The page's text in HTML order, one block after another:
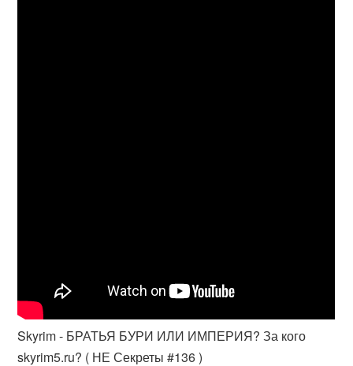
Skyrim - БРАТЬЯ БУРИ ИЛИ ИМПЕРИЯ? За кого
skyrim5.ru? ( НЕ Секреты #136 )